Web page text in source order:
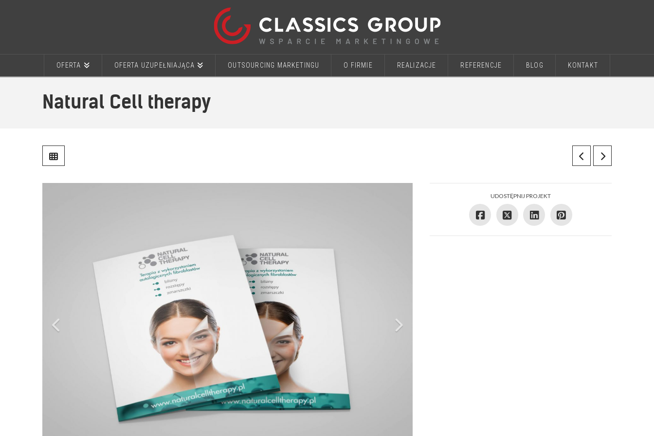
OFERTA OFERTA UZUPEŁNIAJĄCA OUTSOURCING MARKETINGU O FIRMIE REALIZACJE REFERENCJE BLOG KONTAKT
Natural Cell therapy
UDOSTĘPNIJ PROJEKT